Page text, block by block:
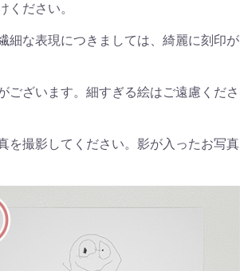
ださい。
細な表現につきましては、綺麗に刻印が
ざいます。細すぎる絵はご遠慮くださ
を撮影してください。影が入ったお写真